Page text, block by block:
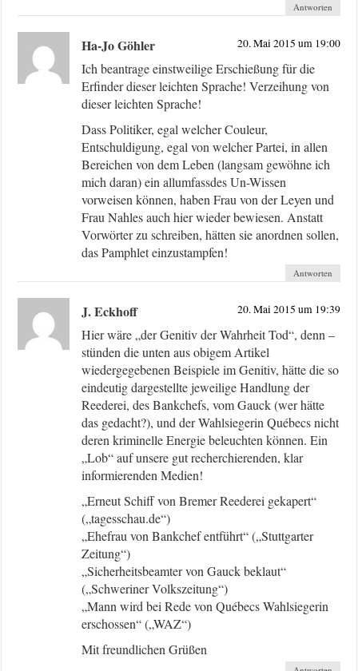
Antworten
Ha-Jo Göhler 20. Mai 2015 um 19:00
Ich beantrage einstweilige Erschießung für die
Erfinder dieser leichten Sprache! Verzeihung von
dieser leichten Sprache!
Dass Politiker, egal welcher Couleur,
Entschuldigung, egal von welcher Partei, in allen
Bereichen von dem Leben (langsam gewöhne ich
mich daran) ein allumfassdes Un-Wissen
vorweisen können, haben Frau von der Leyen und
Frau Nahles auch hier wieder bewiesen. Anstatt
Vorwörter zu schreiben, hätten sie anordnen sollen,
das Pamphlet einzustampfen!
Antworten
J. Eckhoff 20. Mai 2015 um 19:39
Hier wäre „der Genitiv der Wahrheit Tod“, denn –
stünden die unten aus obigem Artikel
wiedergegebenen Beispiele im Genitiv, hätte die so
eindeutig dargestellte jeweilige Handlung der
Reederei, des Bankchefs, vom Gauck (wer hätte
das gedacht?), und der Wahlsiegerin Québecs nicht
deren kriminelle Energie beleuchten können. Ein
„Lob“ auf unsere gut recherchierenden, klar
informierenden Medien!
„Erneut Schiff von Bremer Reederei gekapert“
(„tagesschau.de“)
„Ehefrau von Bankchef entführt“ („Stuttgarter
Zeitung“)
„Sicherheitsbeamter von Gauck beklaut“
(„Schweriner Volkszeitung“)
„Mann wird bei Rede von Québecs Wahlsiegerin
erschossen“ („WAZ“)
Mit freundlichen Grüßen